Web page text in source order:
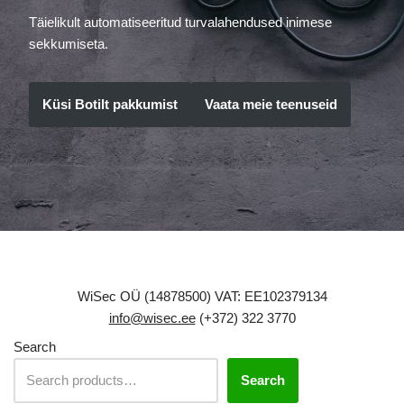
Täielikult automatiseeritud turvalahendused inimese
sekkumiseta.
Küsi Botilt pakkumist Vaata meie teenuseid
WiSec OÜ (14878500) VAT: EE102379134
info@wisec.ee(+372) 322 3770
Search
Search